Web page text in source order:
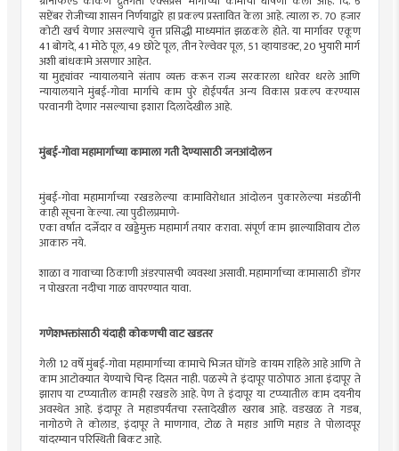
सप्टेंबर रोजीच्या शासन निर्णयाद्वारे हा प्रकल्प प्रस्तावित केला आहे. त्याला रु. 70 हजार
कोटी खर्च येणार असल्याचे वृत्त प्रसिद्धी माध्यमांत झळकले होते. या मार्गावर एकूण
41 बोगदे, 41 मोठे पूल, 49 छोटे पूल, तीन रेल्वेवर पूल, 51 व्हायाडक्ट, 20 भुयारी मार्ग
अशी बांधकामे असणार आहेत.
या मुद्द्यांवर न्यायालयाने संताप व्यक्त करून राज्य सरकारला धारेवर धरले आणि
न्यायालयाने मुंबई-गोवा मार्गाचे काम पुरे होईपर्यंत अन्य विकास प्रकल्प करण्यास
परवानगी देणार नसल्याचा इशारा दिलादेखील आहे.
मुंबई-गोवा महामार्गाच्या कामाला गती देण्यासाठी जनआंदोलन
मुंबई-गोवा महामार्गाच्या रखडलेल्या कामाविरोधात आंदोलन पुकारलेल्या मंडळींनी
काही सूचना केल्या. त्या पुढीलप्रमाणे-
एका वर्षात दर्जेदार व खड्डेमुक्त महामार्ग तयार करावा. संपूर्ण काम झाल्याशिवाय टोल
आकारु नये.
शाळा व गावाच्या ठिकाणी अंडरपासची व्यवस्था असावी. महामार्गाच्या कामासाठी डोंगर
न पोखरता नदीचा गाळ वापरण्यात यावा.
गणेशभक्तांसाठी यंदाही कोकणची वाट खडतर
गेली 12 वर्षे मुंबई-गोवा महामार्गाच्या कामाचे भिजत घोंगडे कायम राहिले आहे आणि ते
काम आटोक्यात येण्याचे चिन्ह दिसत नाही. पळस्पे ते इंदापूर पाठोपाठ आता इंदापूर ते
झाराप या टप्प्यातील कामही रखडले आहे. पेण ते इंदापूर या टप्प्यातील काम दयनीय
अवस्थेत आहे. इंदापूर ते महाडपर्यंतचा रस्तादेखील खराब आहे. वडखळ ते गडब,
नागोठणे ते कोलाड, इंदापूर ते माणगाव, टोळ ते महाड आणि महाड ते पोलादपूर
यांदरम्यान परिस्थिती बिकट आहे.